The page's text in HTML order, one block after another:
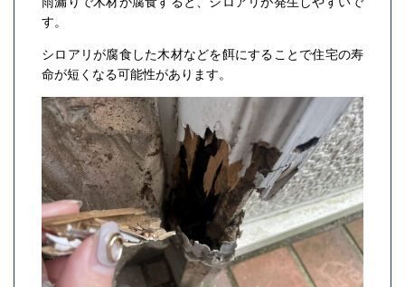
す。
シロアリが腐食した木材などを餌にすることで住宅の寿
命が短くなる可能性があります。